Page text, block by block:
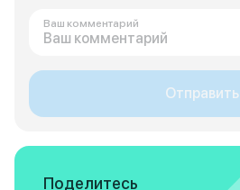
Ваш комментарий
Отправить
Поделитесь